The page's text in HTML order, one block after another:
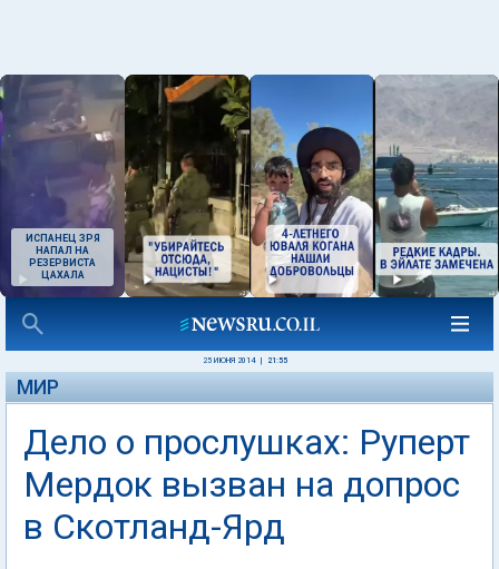
ИСПАНЕЦ ЗРЯ
НАПАЛ НА
РЕЗЕРВИСТА
ЦАХАЛА
25 ИЮНЯ 2014 21:55
МИР
Дело о прослушках: Руперт
Мердок вызван на допрос
в Скотланд-Ярд